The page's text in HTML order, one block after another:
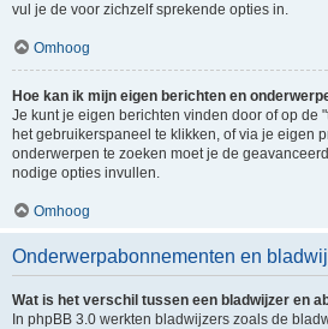
vul je de voor zichzelf sprekende opties in.
Omhoog
Hoe kan ik mijn eigen berichten en
Je kunt je eigen berichten vinden door of op de
het gebruikerspaneel te klikken, of via je eigen
onderwerpen te zoeken moet je de
nodige opties invullen.
Omhoog
Onderwerpabonnementen en
Wat is het verschil tussen een bladwijzer en
In phpBB 3.0 werkten bladwijzers zoals de